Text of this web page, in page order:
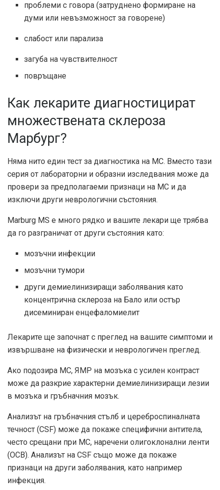
проблеми с говора (затруднено формиране на
думи или невъзможност за говорене)
слабост или парализа
загуба на чувствителност
повръщане
Как лекарите диагностицират
множествената склероза
Марбург?
Няма нито един тест за диагностика на МС. Вместо тази
серия от лабораторни и образни изследвания може да
провери за предполагаеми признаци на МС и да
изключи други неврологични състояния.
Marburg MS е много рядко и вашите лекари ще трябва
да го разграничат от други състояния като:
мозъчни инфекции
мозъчни тумори
други демиелинизиращи заболявания като
концентрична склероза на Бало или остър
дисеминиран енцефаломиелит
Лекарите ще започнат с преглед на вашите симптоми и
извършване на физически и неврологичен преглед.
Ако подозира МС, ЯМР на мозъка с усилен контраст
може да разкрие характерни демиелинизиращи лезии
в мозъка и гръбначния мозък.
Анализът на гръбначния стълб и цереброспиналната
течност (CSF) може да покаже специфични антитела,
често срещани при МС, наречени олигоклонални ленти
(OCB). Анализът на CSF също може да покаже
признаци на други заболявания, като например
инфекция.